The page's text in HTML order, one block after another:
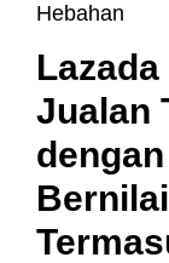
Hebahan
Jualan